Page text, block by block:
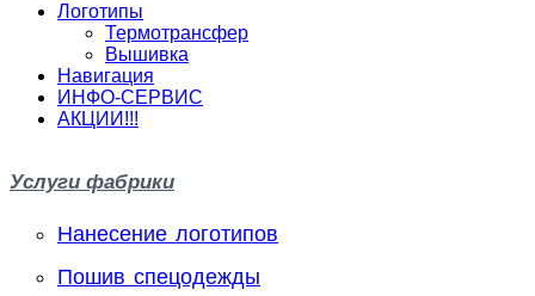
Логотипы
Термотрансфер
Вышивка
Навигация
ИНФО-СЕРВИС
АКЦИИ!!!
Услуги фабрики
Нанесение логотипов
Пошив спецодежды